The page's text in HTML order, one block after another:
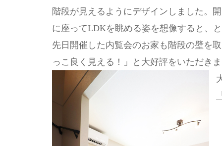
階段が見えるようにデザインしました。
に座ってLDKを眺める姿を想像すると、
先日開催した内覧会のお家も階段の壁を
っこ良く見える！」と大好評をいただき